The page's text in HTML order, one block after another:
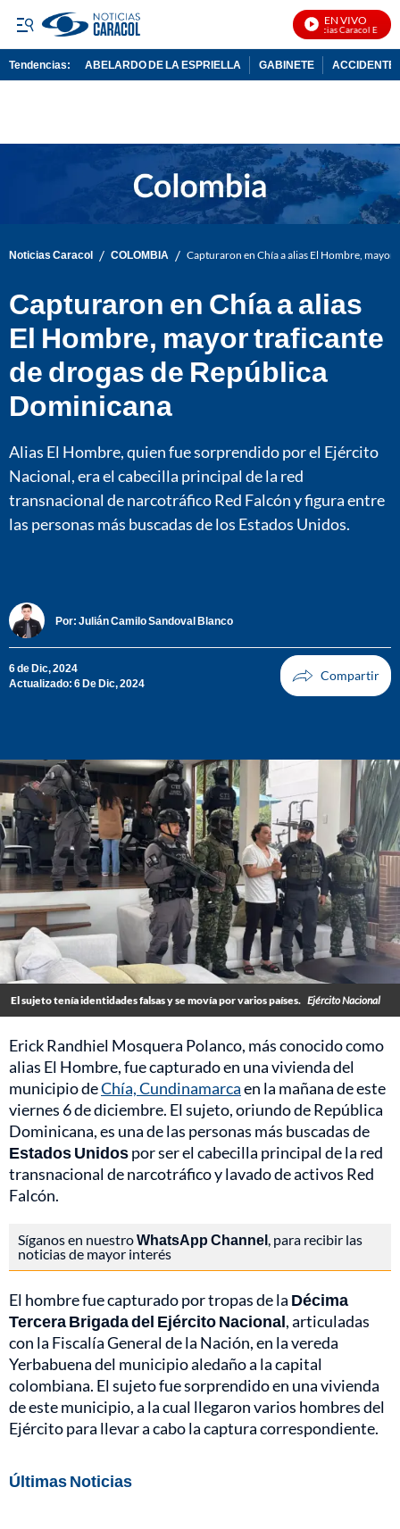
EN VIVO
Noticias Caracol En Vivo
Tendencias: ABELARDO DE LA ESPRIELLA GABINETE ACCIDENTE
Noticias Caracol / COLOMBIA / Capturaron en Chía a alias El Hombre,
Capturaron en Chía a alias
El Hombre, mayor traficante
de drogas de República
Dominicana
Alias El Hombre, quien fue sorprendido por el Ejército
Nacional, era el cabecilla principal de la red
transnacional de narcotráfico Red Falcón y figura entre
las personas más buscadas de los Estados Unidos.
Por: Julián Camilo Sandoval Blanco
6 de Dic, 2024
Actualizado: 6 De Dic, 2024
El sujeto tenía identidades falsas y se movía por varios países. Ejército Nacional
Erick Randhiel Mosquera Polanco, más conocido como
alias El Hombre, fue capturado en una vivienda del
municipio deChía, Cundinamarcaen la mañana de este
viernes 6 de diciembre. El sujeto, oriundo de República
Dominicana, es una de las personas más buscadas de
Estados Unidospor ser el cabecilla principal de la red
transnacional de narcotráfico y lavado de activos Red
Falcón.
Síganos en nuestroWhatsApp Channel, para recibir las
noticias de mayor interés
El hombre fue capturado por tropas de la Décima
Tercera Brigada del Ejército Nacional, articuladas
con la Fiscalía General de la Nación, en la vereda
Yerbabuena del municipio aledaño a la capital
colombiana. El sujeto fue sorprendido en una vivienda
de este municipio, a la cual llegaron varios hombres del
Ejército para llevar a cabo la captura correspondiente.
Últimas Noticias